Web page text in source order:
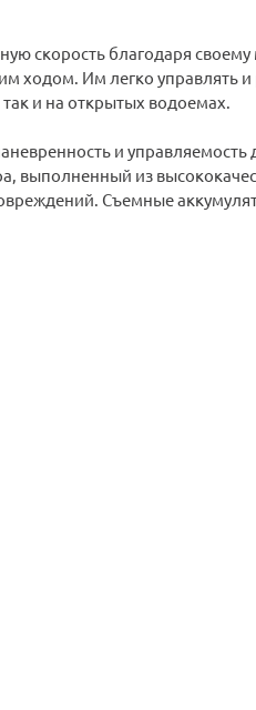
скорость благодаря
ходом. Им легко управлять и
и на открытых водоемах.
и
выполненный из
Съемные